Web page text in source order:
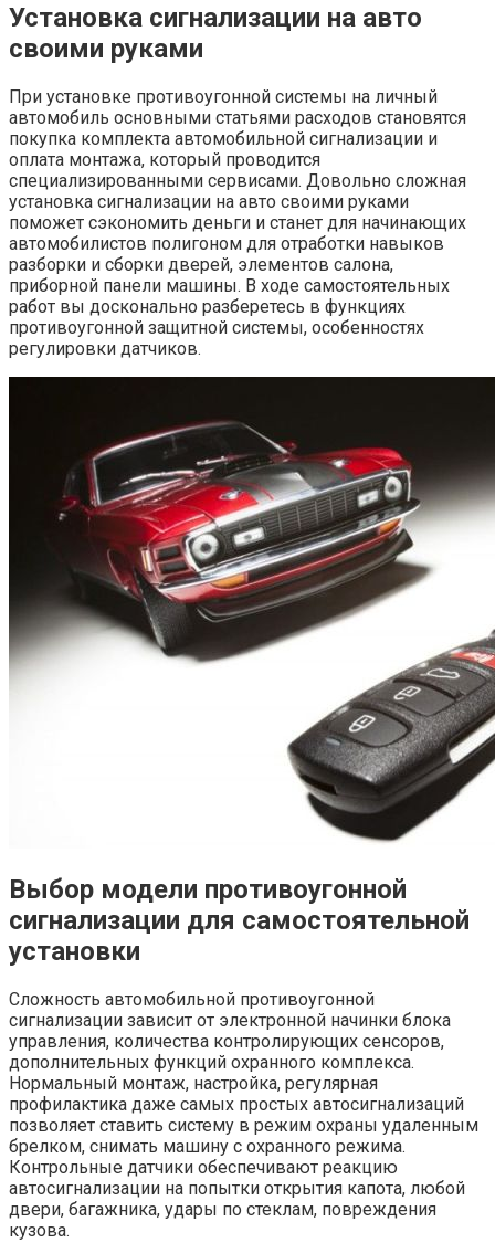
Установка сигнализации на авто
своими руками
При установке противоугонной системы на личный
автомобиль основными статьями расходов становятся
покупка комплекта автомобильной сигнализации и
оплата монтажа, который проводится
специализированными сервисами. Довольно сложная
установка сигнализации на авто своими руками
поможет сэкономить деньги и станет для начинающих
автомобилистов полигоном для отработки навыков
разборки и сборки дверей, элементов салона,
приборной панели машины. В ходе самостоятельных
работ вы досконально разберетесь в функциях
противоугонной защитной системы, особенностях
регулировки датчиков.
Выбор модели противоугонной
сигнализации для самостоятельной
установки
Сложность автомобильной противоугонной
сигнализации зависит от электронной начинки блока
управления, количества контролирующих сенсоров,
дополнительных функций охранного комплекса.
Нормальный монтаж, настройка, регулярная
профилактика даже самых простых автосигнализаций
позволяет ставить систему в режим охраны удаленным
брелком, снимать машину с охранного режима.
Контрольные датчики обеспечивают реакцию
автосигнализации на попытки открытия капота, любой
двери, багажника, удары по стеклам, повреждения
кузова.